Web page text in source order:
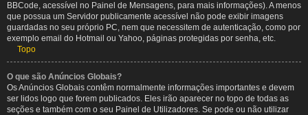
BBCode, acessível no Painel de Mensagens, para mais informações). A menos
que possua um Servidor publicamente acessível não pode exibir imagens
guardadas no seu próprio PC, nem que necessitem de autenticação, como por
exemplo email do Hotmail ou Yahoo, páginas protegidas por senha, etc.
Topo
O que são Anúncios Globais?
Os Anúncios Globais contêm normalmente informações importantes e devem
ser lidos logo que forem publicados. Eles irão aparecer no topo de todas as
seções e também com o seu Painel de Utilizadores. Se pode ou não utilizar